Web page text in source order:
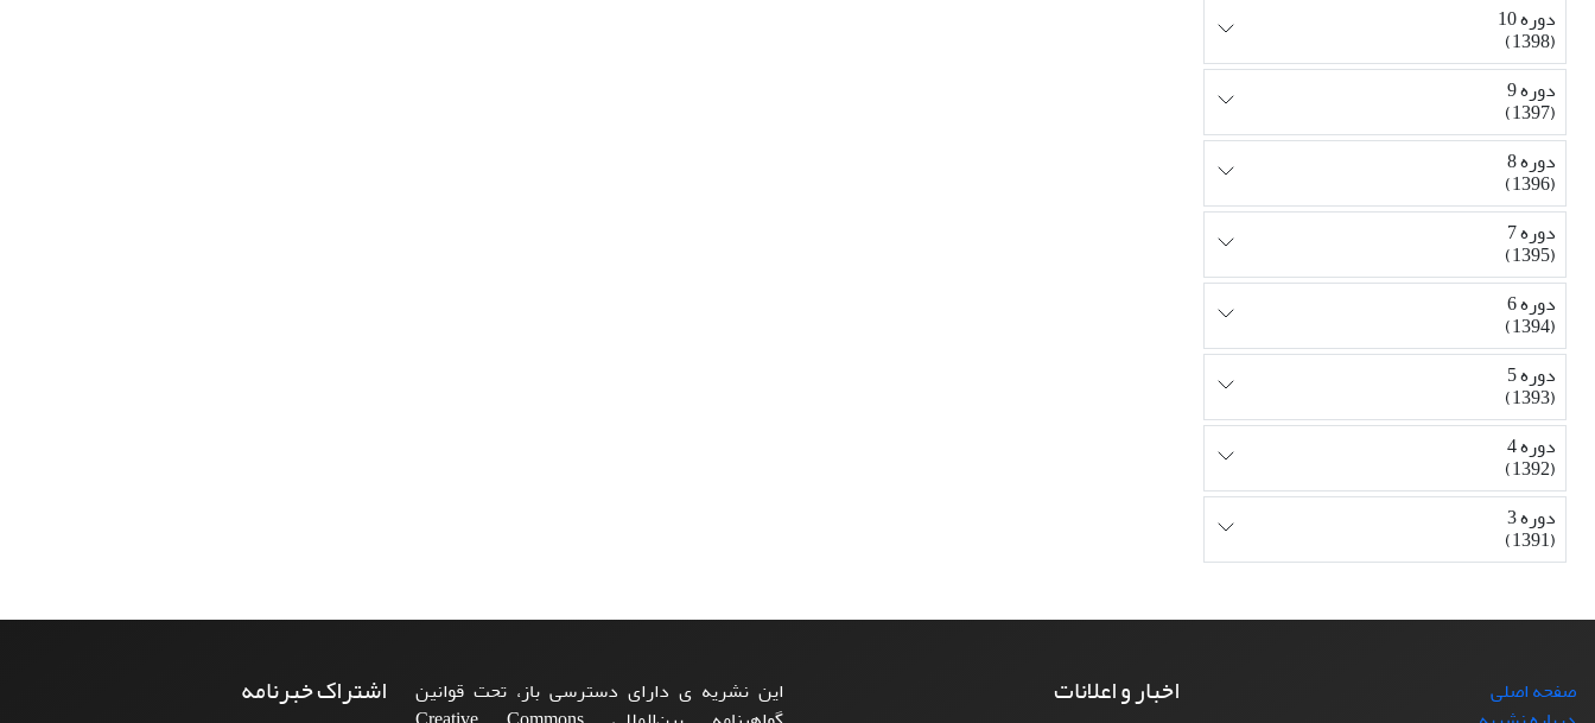
دوره 10
(1398)
دوره 9
(1397)
دوره 8
(1396)
دوره 7
(1395)
دوره 6
(1394)
دوره 5
(1393)
دوره 4
(1392)
دوره 3
(1391)
صفحه اصلی
اخبار و اعلانات
این نشریه ی دارای دسترسی باز، تحت قوانین
اشتراک خبرنامه